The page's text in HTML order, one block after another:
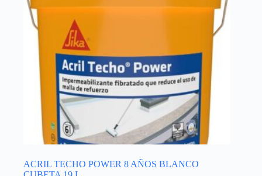
ACRIL TECHO POWER 8 AÑOS BLANCO